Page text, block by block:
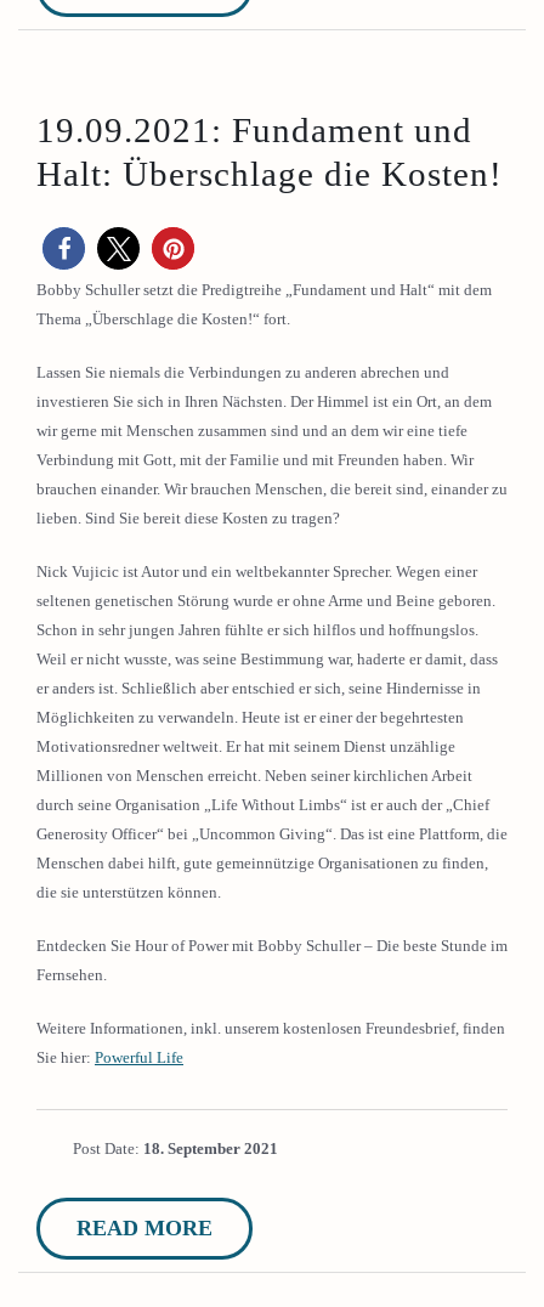
19.09.2021: Fundament und
Halt: Überschlage die Kosten!
Bobby Schuller setzt die Predigtreihe „Fundament und Halt“ mit dem
Thema „Überschlage die Kosten!“ fort.
Lassen Sie niemals die Verbindungen zu anderen abrechen und
investieren Sie sich in Ihren Nächsten. Der Himmel ist ein Ort, an dem
wir gerne mit Menschen zusammen sind und an dem wir eine tiefe
Verbindung mit Gott, mit der Familie und mit Freunden haben. Wir
brauchen einander. Wir brauchen Menschen, die bereit sind, einander zu
lieben. Sind Sie bereit diese Kosten zu tragen?
Nick Vujicic ist Autor und ein weltbekannter Sprecher. Wegen einer
seltenen genetischen Störung wurde er ohne Arme und Beine geboren.
Schon in sehr jungen Jahren fühlte er sich hilflos und hoffnungslos.
Weil er nicht wusste, was seine Bestimmung war, haderte er damit, dass
er anders ist. Schließlich aber entschied er sich, seine Hindernisse in
Möglichkeiten zu verwandeln. Heute ist er einer der begehrtesten
Motivationsredner weltweit. Er hat mit seinem Dienst unzählige
Millionen von Menschen erreicht. Neben seiner kirchlichen Arbeit
durch seine Organisation „Life Without Limbs“ ist er auch der „Chief
Generosity Officer“ bei „Uncommon Giving“. Das ist eine Plattform, die
Menschen dabei hilft, gute gemeinnützige Organisationen zu finden,
die sie unterstützen können.
Entdecken Sie Hour of Power mit Bobby Schuller – Die beste Stunde im
Fernsehen.
Weitere Informationen, inkl. unserem kostenlosen Freundesbrief, finden
Sie hier: Powerful Life
Post Date: 18. September 2021
READ MORE